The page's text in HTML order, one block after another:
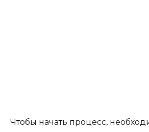
Чтобы начать процесс,